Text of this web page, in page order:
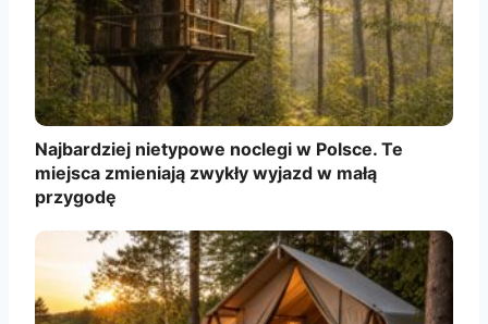
Najbardziej nietypowe noclegi w Polsce. Te
miejsca zmieniają zwykły wyjazd w małą
przygodę